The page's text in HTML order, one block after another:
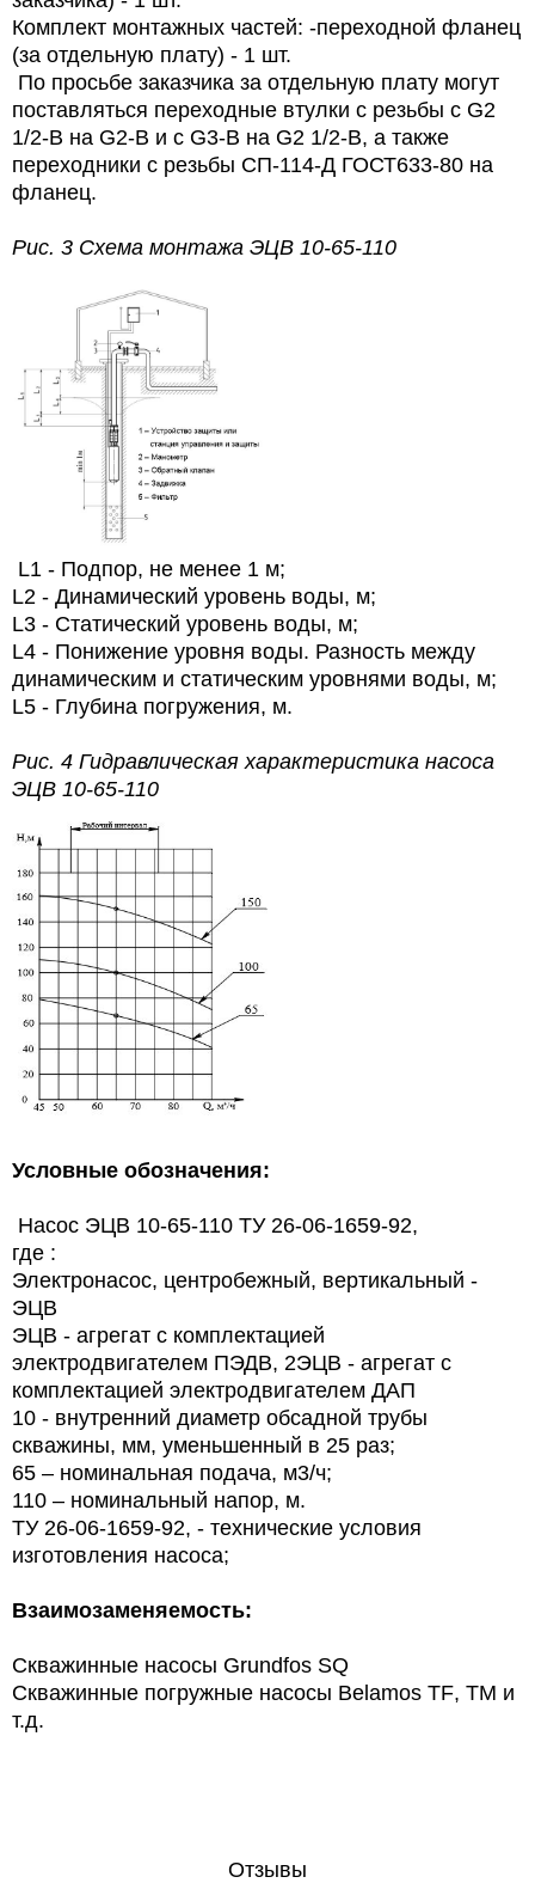
Комплект монтажных частей: -переходной фланец
(за отдельную плату) - 1 шт.
По просьбе заказчика за отдельную плату могут
поставляться переходные втулки с резьбы с G2
1/2-В на G2-В и с G3-В на G2 1/2-В, а также
переходники с резьбы СП-114-Д ГОСТ633-80 на
фланец.
Рис. 3 Схема монтажа ЭЦВ 10-65-110
L1 - Подпор, не менее 1 м;
L2 - Динамический уровень воды, м;
L3 - Статический уровень воды, м;
L4 - Понижение уровня воды. Разность между
динамическим и статическим уровнями воды, м;
L5 - Глубина погружения, м.
Рис. 4 Гидравлическая характеристика насоса
ЭЦВ 10-65-110
Условные обозначения:
Насос ЭЦВ 10-65-110 ТУ 26-06-1659-92,
где :
Электронасос, центробежный, вертикальный -
ЭЦВ
ЭЦВ - агрегат с комплектацией
электродвигателем ПЭДВ, 2ЭЦВ - агрегат с
комплектацией электродвигателем ДАП
10 - внутренний диаметр обсадной трубы
скважины, мм, уменьшенный в 25 раз;
65 – номинальная подача, м3/ч;
110 – номинальный напор, м.
ТУ 26-06-1659-92, - технические условия
изготовления насоса;
Взаимозаменяемость:
Скважинные насосы Grundfos SQ
Скважинные погружные насосы Belamos TF, ТМ и
т.д.
Отзывы